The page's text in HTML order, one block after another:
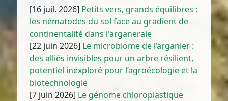
[16 juil. 2026] Petits vers, grands équilibres :
les nématodes du sol face au gradient de
continentalité dans l'arganeraie
[22 juin 2026] Le microbiome de l’arganier :
des alliés invisibles pour un arbre résilient,
potentiel inexploré pour l’agroécologie et la
biotechnologie
[7 juin 2026] Le génome chloroplastique